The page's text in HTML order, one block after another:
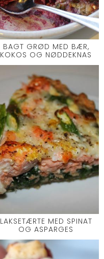
BAGT GRØD MED BÆR,
KOKOS OG NØDDEKNAS
LAKSETÆRTE MED SPINAT
OG ASPARGES